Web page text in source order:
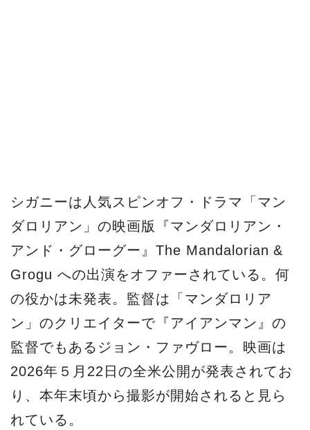
シガニーは人気スピンオフ・ドラマ「マン
ダロリアン」の映画版『マンダロリアン・
アンド・グローグー』The Mandalorian &
Grogu への出演をオファーされている。何
の役かは未発表。監督は「マンダロリア
ン」のクリエイターで『アイアンマン』の
監督でもあるジョン・ファヴロー。映画は
2026年５月22日の全米公開が発表されてお
り、本年末頃から撮影が開始されると見ら
れている。